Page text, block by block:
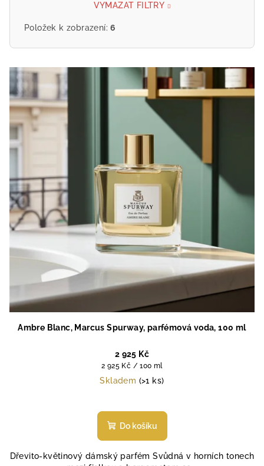
VYMAZAT FILTRY
Položek k zobrazení:6
V
ý
p
s
p
o
d
u
k
t
Ambre Blanc, Marcus Spurway, parfémová voda, 100 ml
2 925 Kč
Měrná
cena:
2 925 Kč / 100 ml
Skladem (>1 ks)
hodnocení
produktu
z
Do košíku
Dřevito-květinový dámský parfém Svůdná v horních tonech